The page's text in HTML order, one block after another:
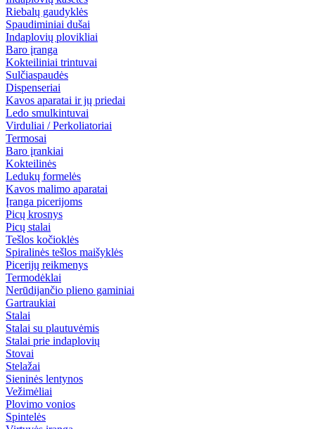
Riebalų gaudyklės
Spaudiminiai dušai
Indaplovių plovikliai
Baro įranga
Kokteiliniai trintuvai
Sulčiaspaudės
Dispenseriai
Kavos aparatai ir jų priedai
Ledo smulkintuvai
Virduliai / Perkoliatoriai
Termosai
Baro įrankiai
Kokteilinės
Ledukų formelės
Kavos malimo aparatai
Įranga picerijoms
Picų krosnys
Picų stalai
Tešlos kočioklės
Spiralinės tešlos maišyklės
Picerijų reikmenys
Termodėklai
Nerūdijančio plieno gaminiai
Gartraukiai
Stalai
Stalai su plautuvėmis
Stalai prie indaplovių
Stovai
Stelažai
Sieninės lentynos
Vežimėliai
Plovimo vonios
Spintelės